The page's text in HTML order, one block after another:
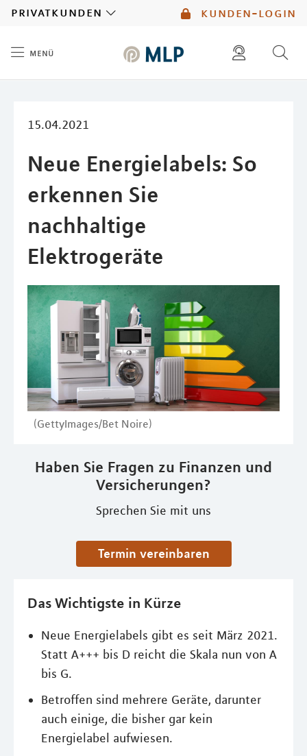
kunden-login
privatkunden
menü
15.04.2021
Neue Energielabels: So
erkennen Sie
nachhaltige
Elektrogeräte
(GettyImages/Bet Noire)
Haben Sie Fragen zu Finanzen und
Versicherungen?
Sprechen Sie mit uns
Termin vereinbaren
Das Wichtigste in Kürze
Neue Energielabels gibt es seit März 2021.
Statt A+++ bis D reicht die Skala nun von A
bis G.
Betroffen sind mehrere Geräte, darunter
auch einige, die bisher gar kein
Energielabel aufwiesen.